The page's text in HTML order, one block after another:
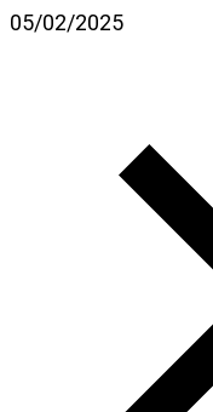
05/02/2025